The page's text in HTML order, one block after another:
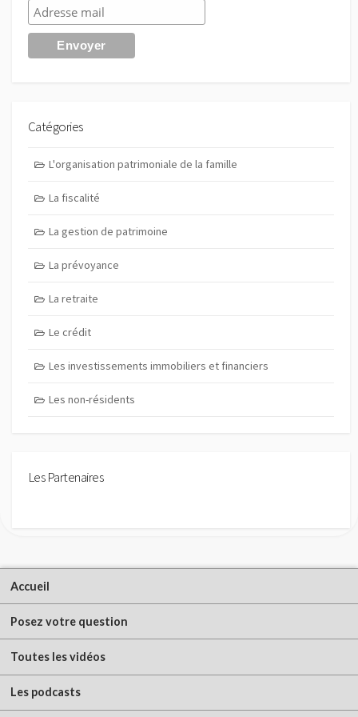
Catégories
L'organisation patrimoniale de la famille
La fiscalité
La gestion de patrimoine
La prévoyance
La retraite
Le crédit
Les investissements immobiliers et financiers
Les non-résidents
Les Partenaires
Accueil
Posez votre question
Toutes les vidéos
Les podcasts